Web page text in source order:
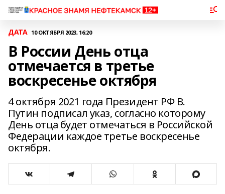
ДАТА 10 ОКТЯБРЯ 2023, 16:20
В России День отца
отмечается в третье
воскресенье октября
4 октября 2021 года Президент РФ В.
Путин подписал указ, согласно которому
День отца будет отмечаться в Российской
Федерации каждое третье воскресенье
октября.